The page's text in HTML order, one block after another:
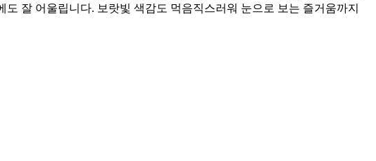
잘 어울립니다. 보랏빛 색감도 먹음직스러워 눈으로 보는 즐거움까지